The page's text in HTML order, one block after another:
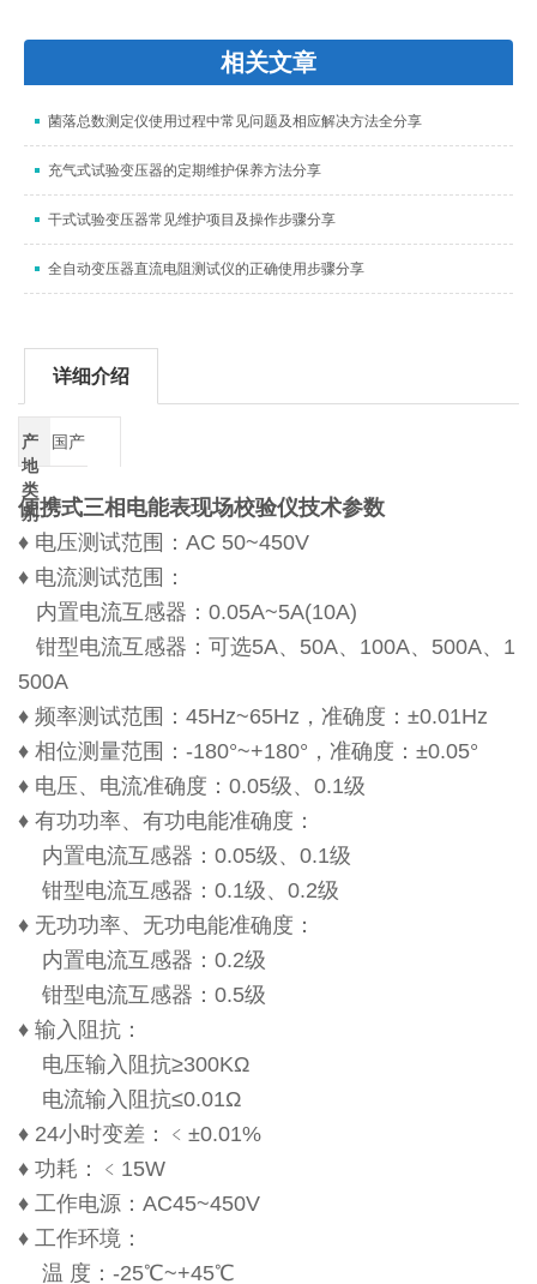
相关文章
菌落总数测定仪使用过程中常见问题及相应解决方法全分享
充气式试验变压器的定期维护保养方法分享
干式试验变压器常见维护项目及操作步骤分享
全自动变压器直流电阻测试仪的正确使用步骤分享
详细介绍
产
地
类
别
国产
便携式三相电能表现场校验仪技术参数
♦ 电压测试范围：AC 50~450V
♦ 电流测试范围：
内置电流互感器：0.05A~5A(10A)
钳型电流互感器：可选5A、50A、100A、500A、1
500A
♦ 频率测试范围：45Hz~65Hz，准确度：±0.01Hz
♦ 相位测量范围：-180°~+180°，准确度：±0.05°
♦ 电压、电流准确度：0.05级、0.1级
♦ 有功功率、有功电能准确度：
内置电流互感器：0.05级、0.1级
钳型电流互感器：0.1级、0.2级
♦ 无功功率、无功电能准确度：
内置电流互感器：0.2级
钳型电流互感器：0.5级
♦ 输入阻抗：
电压输入阻抗≥300KΩ
电流输入阻抗≤0.01Ω
♦ 24小时变差：﹤±0.01%
♦ 功耗：﹤15W
♦ 工作电源：AC45~450V
♦ 工作环境：
温 度：-25℃~+45℃